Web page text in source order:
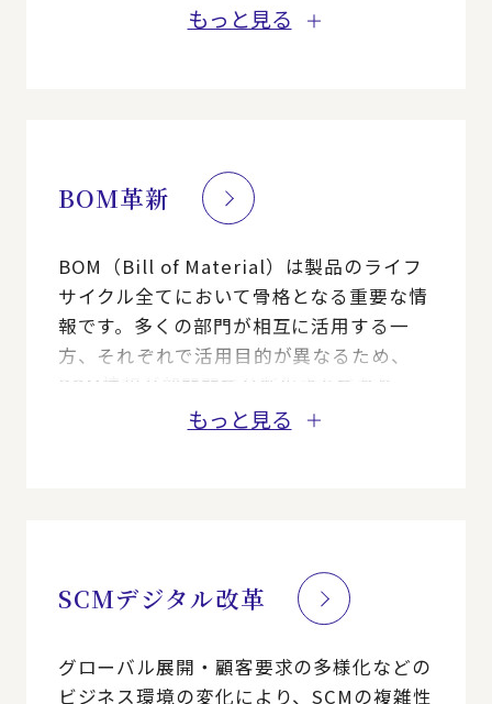
おいては、盲目的なモジュラー化ではな
もっと見る
BOM革新
BOM（Bill of Material）は製品のライフ
サイクル全てにおいて骨格となる重要な情
報です。多くの部門が相互に活用する一
方、それぞれで活用目的が異なるため、
BOM情報が部門間で分断化されており、
BOM連携など多くの課題があります。
もっと見る
SCMデジタル改革
グローバル展開・顧客要求の多様化などの
ビジネス環境の変化により、SCMの複雑性